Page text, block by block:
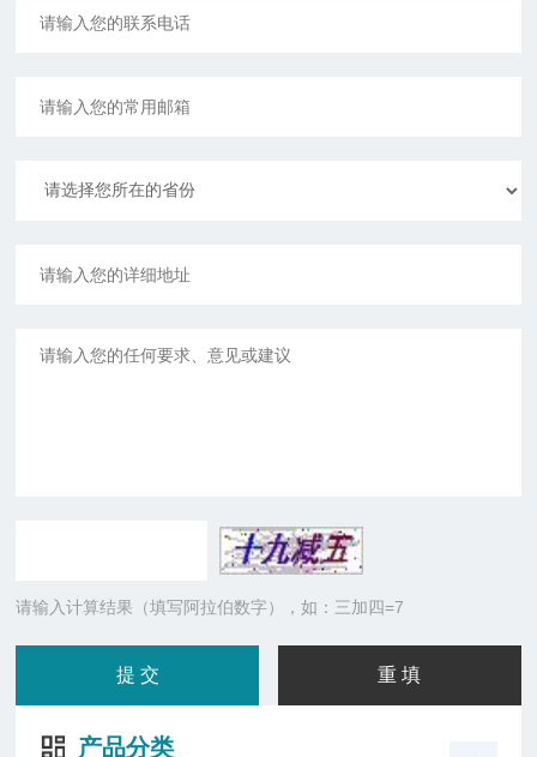
请输入计算结果（填写阿拉伯数字），如：三加四=7
产品分类